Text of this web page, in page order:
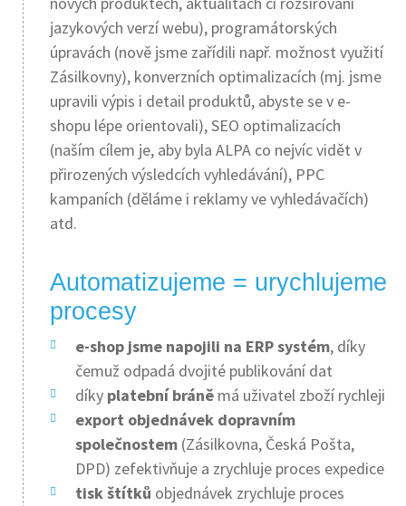
jazykových verzí webu), programátorských
úpravách (nově jsme zařídili např. možnost využití
Zásilkovny), konverzních optimalizacích (mj. jsme
upravili výpis i detail produktů, abyste se v e-
shopu lépe orientovali), SEO optimalizacích
(naším cílem je, aby byla ALPA co nejvíc vidět v
přirozených výsledcích vyhledávání), PPC
kampaních (děláme i reklamy ve vyhledávačích)
atd.
Automatizujeme = urychlujeme
procesy
e-shop jsme napojili na ERP systém, díky
čemuž odpadá dvojité publikování dat
díky platební bráně má uživatel zboží rychleji
export objednávek dopravním
společnostem (Zásilkovna, Česká Pošta,
DPD) zefektivňuje a zrychluje proces expedice
tisk štítků objednávek zrychluje proces